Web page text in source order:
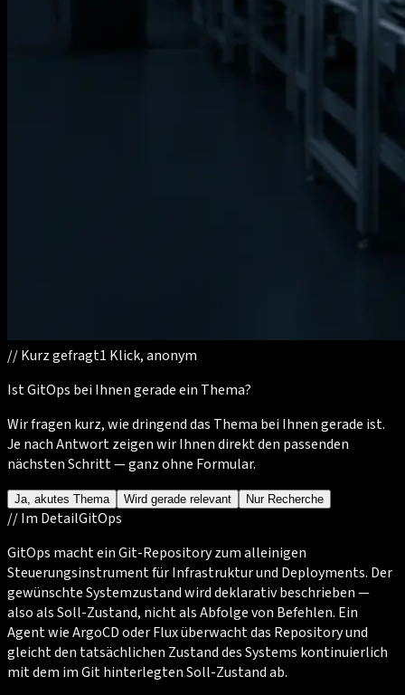
//Kurz gefragt1 Klick, anonym
Ist GitOps bei Ihnen gerade ein Thema?
Wir fragen kurz, wie dringend das Thema bei Ihnen gerade ist.
Je nach Antwort zeigen wir Ihnen direkt den passenden
nächsten Schritt — ganz ohne Formular.
Ja, akutes Thema Wird gerade relevant Nur Recherche
//Im DetailGitOps
GitOps macht ein Git-Repository zum alleinigen
Steuerungsinstrument für Infrastruktur und Deployments. Der
gewünschte Systemzustand wird deklarativ beschrieben —
also als Soll-Zustand, nicht als Abfolge von Befehlen. Ein
Agent wie ArgoCD oder Flux überwacht das Repository und
gleicht den tatsächlichen Zustand des Systems kontinuierlich
mit dem im Git hinterlegten Soll-Zustand ab.